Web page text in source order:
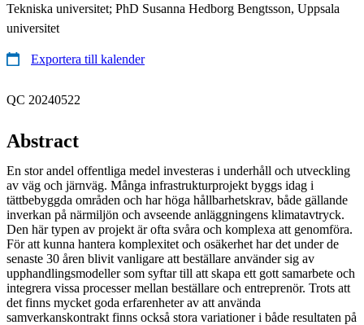
Tekniska universitet; PhD Susanna Hedborg Bengtsson, Uppsala
universitet
Exportera till kalender
QC 20240522
Abstract
En stor andel offentliga medel investeras i underhåll och utveckling
av väg och järnväg. Många infrastrukturprojekt byggs idag i
tättbebyggda områden och har höga hållbarhetskrav, både gällande
inverkan på närmiljön och avseende anläggningens klimatavtryck.
Den här typen av projekt är ofta svåra och komplexa att genomföra.
För att kunna hantera komplexitet och osäkerhet har det under de
senaste 30 åren blivit vanligare att beställare använder sig av
upphandlingsmodeller som syftar till att skapa ett gott samarbete och
integrera vissa processer mellan beställare och entreprenör. Trots att
det finns mycket goda erfarenheter av att använda
samverkanskontrakt finns också stora variationer i både resultaten på